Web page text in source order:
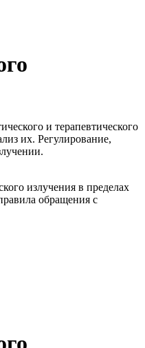
и терапевтического
их. Регулирование,
излучения в пределах
обращения с